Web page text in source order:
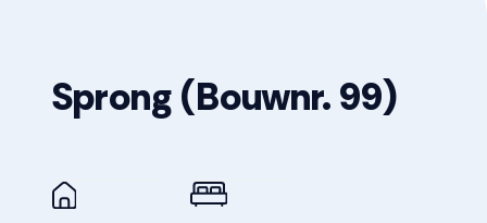
Sprong(Bouwnr. 99)